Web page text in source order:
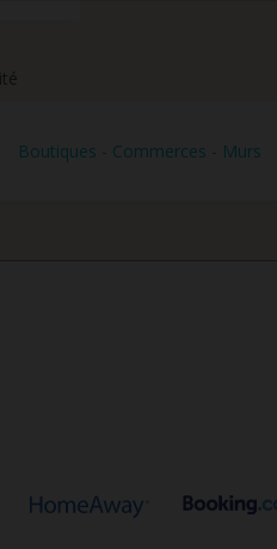
Boutiques - Commerces - Murs